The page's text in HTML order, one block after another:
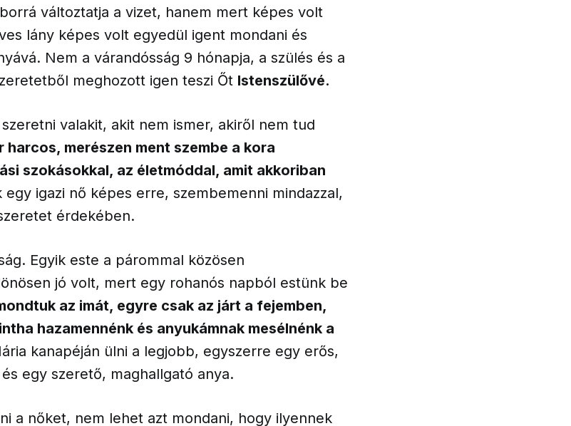
változtatja a vizet, hanem mert képes volt
lány képes volt egyedül igent mondani és
Nem a várandósság 9 hónapja, a szülés és a
meghozott igen teszi Őt Istenszülővé.
valakit, akit nem ismer, akiről nem tud
harcos, merészen ment szembe a kora
szokásokkal, az életmóddal, amit akkoriban
egy igazi nő képes erre, szembemenni mindazzal,
érdekében.
Egyik este a párommal közösen
jó volt, mert egy rohanós napból estünk be
az imát, egyre csak az járt a fejemben,
hazamennénk és anyukámnak mesélnénk a
kanapéján ülni a legjobb, egyszerre egy erős,
egy szerető, maghallgató anya.
a nőket, nem lehet azt mondani, hogy ilyennek